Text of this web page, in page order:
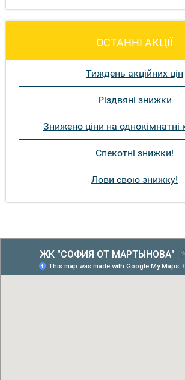
ОСТАННІ АКЦІЇ
Тиждень акційних цін
Різдвяні знижки
Знижено ціни на однокімнатні
Спекотні знижки!
Лови свою знижку!